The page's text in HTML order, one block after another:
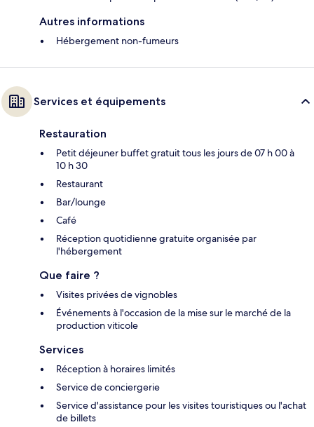
Autres informations
Hébergement non-fumeurs
Services et équipements
Restauration
Petit déjeuner buffet gratuit tous les jours de 07 h 00 à
10 h 30
Restaurant
Bar/lounge
Café
Réception quotidienne gratuite organisée par
l'hébergement
Que faire ?
Visites privées de vignobles
Événements à l'occasion de la mise sur le marché de la
production viticole
Services
Réception à horaires limités
Service de conciergerie
Service d'assistance pour les visites touristiques ou l'achat
de billets